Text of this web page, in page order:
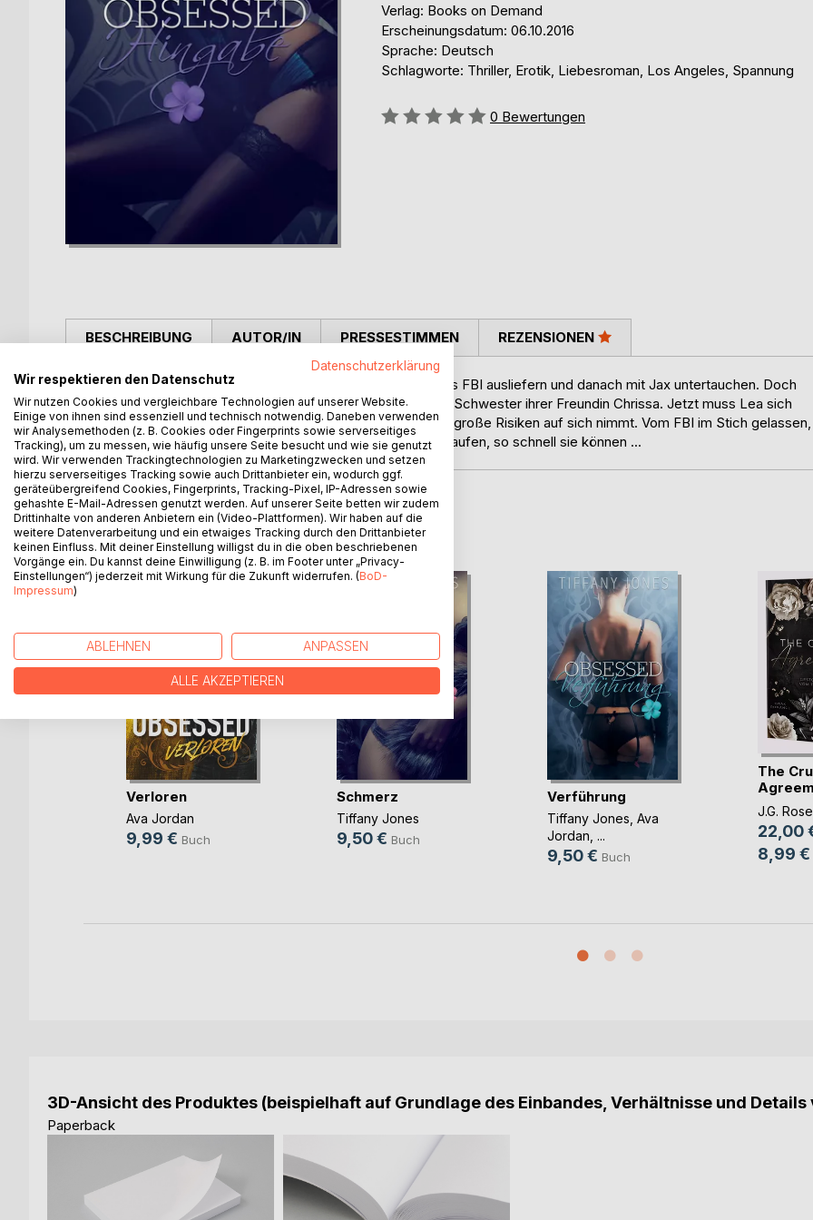
Verlag: Books on Demand
Erscheinungsdatum: 06.10.2016
Sprache: Deutsch
Schlagworte: Thriller, Erotik, Liebesroman, Los Angeles, Spannung
Bewertung::
0 Bewertungen
BESCHREIBUNG
Lea will es tun. Sie wird ihren Bruder und ihren Vater an das FBI ausliefern und danach mit Jax untertauchen. Doch
sie zögert, denn sie fürchtet um das Leben von Juno, der Schwester ihrer Freundin Chrissa. Jetzt muss Lea sich
entscheiden - für die Familie oder für Jax, der seinerseits große Risiken auf sich nimmt. Vom FBI im Stich gelassen,
bleibt ihnen wieder nur eine Möglichkeit: sie müssen weglaufen, so schnell sie können ...
AUTOR/IN PRESSESTIMMEN REZENSIONEN
WEITERE TITEL BEIBoD
Verloren
Ava Jordan
9,99 € Buch
Schmerz
Tiffany Jones
9,50 € Buch
Verführung
Tiffany Jones Ava
Jordan , ...
9,50 € Buch
The
J.G. Rose
22,00
8,99 €
3D-Ansicht des Produktes (beispielhaft auf Grundlage des Einbandes, Verhältnisse und
Paperback
Datenschutzerklärung
Wir respektieren den Datenschutz
Wir nutzen Cookies und vergleichbare Technologien auf unserer Website.
Einige von ihnen sind essenziell und technisch notwendig. Daneben verwenden
wir Analysemethoden (z. B. Cookies oder Fingerprints sowie serverseitiges
Tracking), um zu messen, wie häufig unsere Seite besucht und wie sie genutzt
wird. Wir verwenden Trackingtechnologien zu Marketingzwecken und setzen
hierzu serverseitiges Tracking sowie auch Drittanbieter ein, wodurch ggf.
geräteübergreifend Cookies, Fingerprints, Tracking-Pixel, IP-Adressen sowie
gehashte E-Mail-Adressen genutzt werden. Auf unserer Seite betten wir zudem
Drittinhalte von anderen Anbietern ein (Video-Plattformen). Wir haben auf die
weitere Datenverarbeitung und ein etwaiges Tracking durch den Drittanbieter
keinen Einfluss. Mit deiner Einstellung willigst du in die oben beschriebenen
Vorgänge ein. Du kannst deine Einwilligung (z. B. im Footer unter „Privacy-
Einstellungen“) jederzeit mit Wirkung für die Zukunft widerrufen. (BoD-
Impressum)
ABLEHNEN ANPASSEN
ALLE AKZEPTIEREN